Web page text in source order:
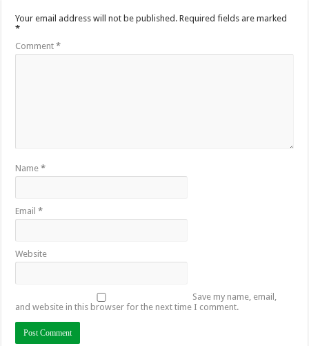
Your email address will not be published. Required fields are marked
*
Comment*
Name*
Email*
Website
Save my name, email,
and website in this browser for the next time I comment.